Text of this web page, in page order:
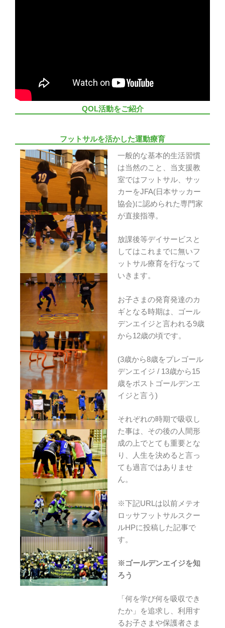
QOL活動をご紹介
フットサルを活かした運動療育
一般的な基本的生活習慣
は当然のこと、当支援教
室ではフットサル、サッ
カーをJFA(日本サッカー
協会)に認められた専門家
が直接指導。
放課後等デイサービスと
してはこれまでに無いフ
ットサル療育を行なって
いきます。
お子さまの発育発達のカ
ギとなる時期は、ゴール
デンエイジと言われる9歳
から12歳の頃です。
(3歳から8歳をプレゴール
デンエイジ / 13歳から15
歳をポストゴールデンエ
イジと言う)
それぞれの時期で吸収し
た事は、その後の人間形
成の上でとても重要とな
り、人生を決めると言っ
ても過言ではありませ
ん。
※下記URLは以前メテオ
ロッサフットサルスクー
ルHPに投稿した記事で
す。
※ゴールデンエイジを知
ろう
「何を学び何を吸収でき
たか」を追求し、利用す
るお子さまや保護者さま